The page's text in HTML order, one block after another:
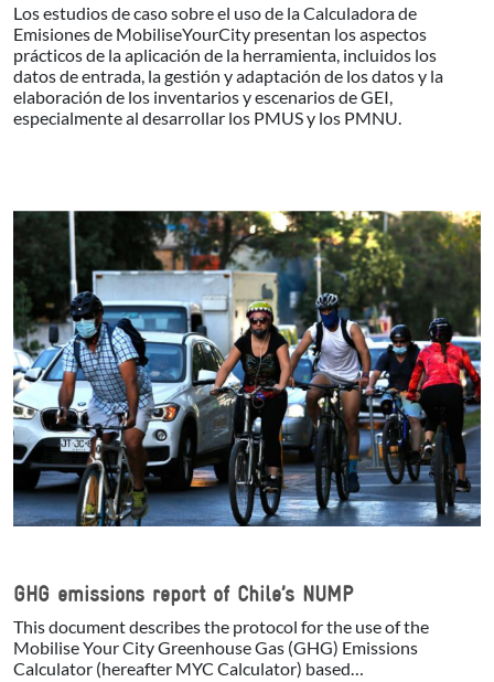
Los estudios de caso sobre el uso de la Calculadora de
Emisiones de MobiliseYourCity presentan los aspectos
prácticos de la aplicación de la herramienta, incluidos los
datos de entrada, la gestión y adaptación de los datos y la
elaboración de los inventarios y escenarios de GEI,
especialmente al desarrollar los PMUS y los PMNU.
GHG emissions report of Chile’s NUMP
This document describes the protocol for the use of the
Mobilise Your City Greenhouse Gas (GHG) Emissions
Calculator (hereafter MYC Calculator) based…